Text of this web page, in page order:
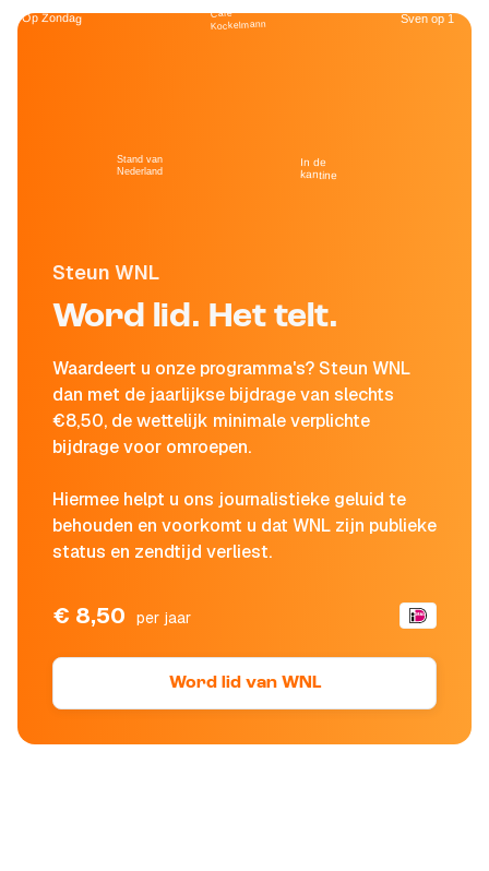
Steun WNL
Word lid. Het telt.
Waardeert u onze programma's? Steun WNL
dan met de jaarlijkse bijdrage van slechts
€8,50, de wettelijk minimale verplichte
bijdrage voor omroepen.
Hiermee helpt u ons journalistieke geluid te
behouden en voorkomt u dat WNL zijn publieke
status en zendtijd verliest.
€ 8,50 per jaar
Word lid van WNL
Op Zondag
Stand van
Nederland
Café
Kockelmann
In de
kantine
Sven op 1